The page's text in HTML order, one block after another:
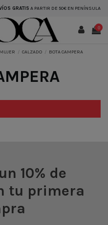
GRATIS A PARTIR DE 50€ EN PENÍNSULA
0
MUJER CALZADO BOTA CAMPERA
10% de
tu primera